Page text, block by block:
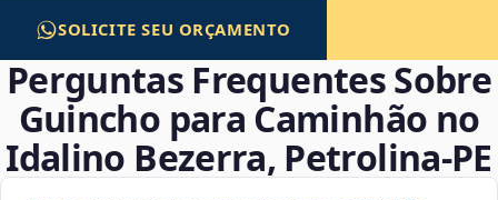
SOLICITE SEU ORÇAMENTO
Perguntas Frequentes Sobre
Guincho para Caminhão no
Idalino Bezerra, Petrolina‑PE